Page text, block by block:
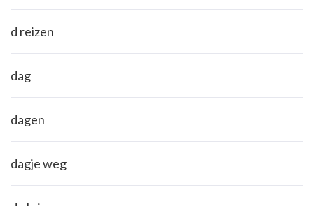
d reizen
dag
dagen
dagje weg